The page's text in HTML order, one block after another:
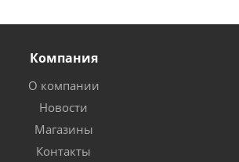
Компания
О компании
Новости
Магазины
Контакты